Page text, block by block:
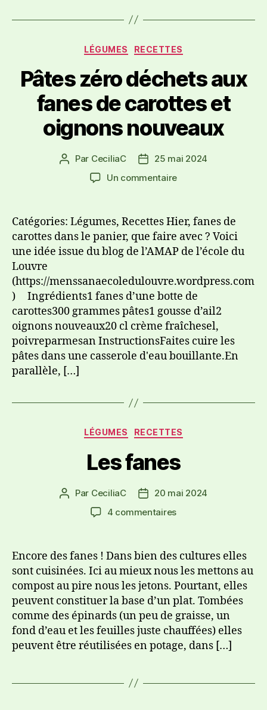
LÉGUMES RECETTES
Pâtes zéro déchets aux
fanes de carottes et
oignons nouveaux
Par CeciliaC
25 mai 2024
Un commentaire
Catégories: Légumes, Recettes Hier, fanes de
carottes dans le panier, que faire avec ? Voici
une idée issue du blog de l’AMAP de l’école du
Louvre
(https://menssanaecoledulouvre.wordpress.com
) Ingrédients1 fanes d’une botte de
carottes300 grammes pâtes1 gousse d’ail2
oignons nouveaux20 cl crème fraîchesel,
poivreparmesan InstructionsFaites cuire les
pâtes dans une casserole d'eau bouillante.En
parallèle, […]
LÉGUMES RECETTES
Les fanes
Par CeciliaC
20 mai 2024
4 commentaires
Encore des fanes ! Dans bien des cultures elles
sont cuisinées. Ici au mieux nous les mettons au
compost au pire nous les jetons. Pourtant, elles
peuvent constituer la base d’un plat. Tombées
comme des épinards (un peu de graisse, un
fond d’eau et les feuilles juste chauffées) elles
peuvent être réutilisées en potage, dans […]